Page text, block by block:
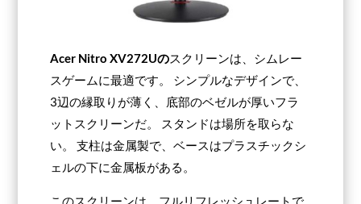
Acer Nitro XV272Uのスクリーンは、シムレー
スゲームに最適です。 シンプルなデザインで、
3辺の縁取りが薄く、底部のベゼルが厚いフラ
ットスクリーンだ。 スタンドは場所を取らな
い。 支柱は金属製で、ベースはプラスチックシ
ェルの下に金属板がある。
このスクリーンは、フルリフレッシュレートで